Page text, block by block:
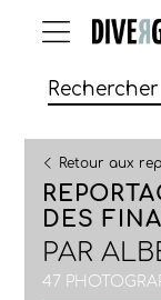
Retour aux
DES
PAR
47